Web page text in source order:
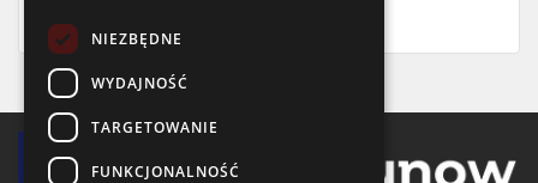
NIEZBĘDNE
WYDAJNOŚĆ
TARGETOWANIE
FUNKCJONALNOŚĆ